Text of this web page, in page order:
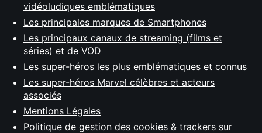
vidéoludiques emblématiques
Les principales marques de Smartphones
Les principaux canaux de streaming (films et
séries) et de VOD
Les super-héros les plus emblématiques et connus
Les super-héros Marvel célèbres et acteurs
associés
Mentions Légales
Politique de gestion des cookies & trackers sur